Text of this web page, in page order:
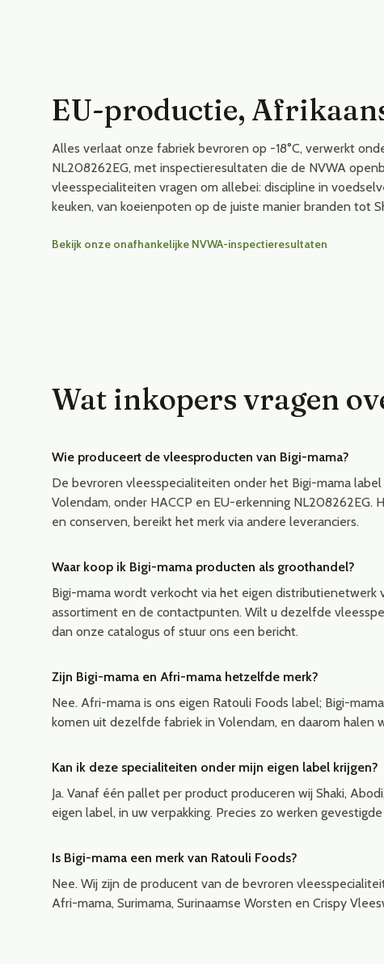
EU-productie,
Alles verlaat onze fabriek bevroren op -18°C, verwerkt
NL208262EG, met inspectieresultaten die de NVWA
vleesspecialiteiten vragen om allebei: discipline in
keuken, van koeienpoten op de juiste manier branden tot
Bekijk onze onafhankelijke NVWA-inspectieresultaten
Wat inkopers vragen
Wie produceert de vleesproducten van Bigi-mama?
De bevroren vleesspecialiteiten onder het Bigi-mama
Volendam, onder HACCP en EU-erkenning NL208262EG.
en conserven, bereikt het merk via andere leveranciers.
Waar koop ik Bigi-mama producten als groothandel?
Bigi-mama wordt verkocht via het eigen distributienetwerk
assortiment en de contactpunten. Wilt u dezelfde
dan onze catalogus of stuur ons een bericht.
Zijn Bigi-mama en Afri-mama hetzelfde merk?
Nee. Afri-mama is ons eigen Ratouli Foods label; Bigi-
komen uit dezelfde fabriek in Volendam, en daarom halen
Kan ik deze specialiteiten onder mijn eigen label krijgen?
Ja. Vanaf één pallet per product produceren wij Shaki,
eigen label, in uw verpakking. Precies zo werken
Is Bigi-mama een merk van Ratouli Foods?
Nee. Wij zijn de producent van de bevroren
Afri-mama, Surimama, Surinaamse Worsten en Crispy